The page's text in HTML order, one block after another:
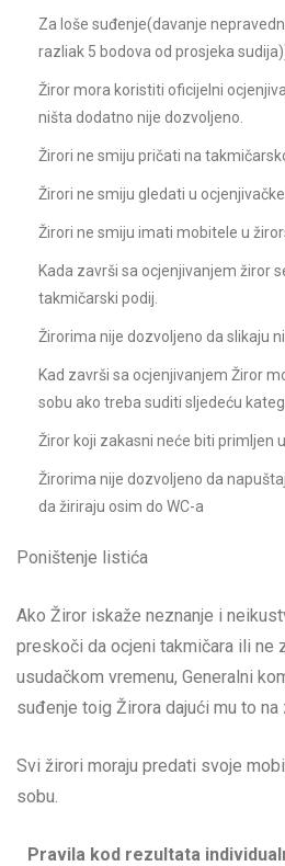
Za loše suđenje(davanje
razliak 5 bodova od prosjeka
Žiror mora koristiti oficijelni
ništa dodatno nije dozvoljeno.
Žirori ne smiju pričati na
Žirori ne smiju gledati u
Žirori ne smiju imati mobitele u
Kada završi sa ocjenjivanjem žiror
takmičarski podij.
Žirorima nije dozvoljeno da slikaju
Kad završi sa ocjenjivanjem Žiror
sobu ako treba suditi sljedeću
Žiror koji zakasni neće biti primljen
Žirorima nije dozvoljeno da
da žiriraju osim do WC-a
Poništenje listića
Ako Žiror iskaže neznanje i
preskoči da ocjeni takmičara ili ne
usudačkom vremenu, Generalni
suđenje toig Žirora dajući mu to na
Svi žirori moraju predati svoje
sobu.
Pravila kod rezultata